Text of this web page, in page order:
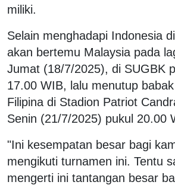
miliki.
Selain menghadapi Indonesia
akan bertemu Malaysia pada
Jumat (18/7/2025), di SUGBK
17.00 WIB, lalu menutup
Filipina di Stadion Patriot
Senin (21/7/2025) pukul 20.00
"Ini kesempatan besar bagi
mengikuti turnamen ini. Tentu
mengerti ini tantangan besar